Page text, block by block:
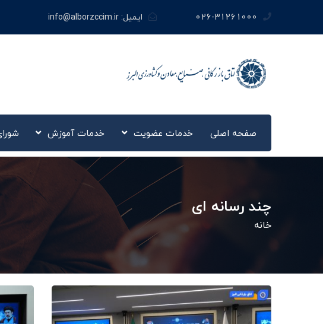
026-31261000 ایمیل:info@alborzccim.ir
صفحه اصلی خدمات عضویت خدمات آموزش
چند رسانه ای
خانه